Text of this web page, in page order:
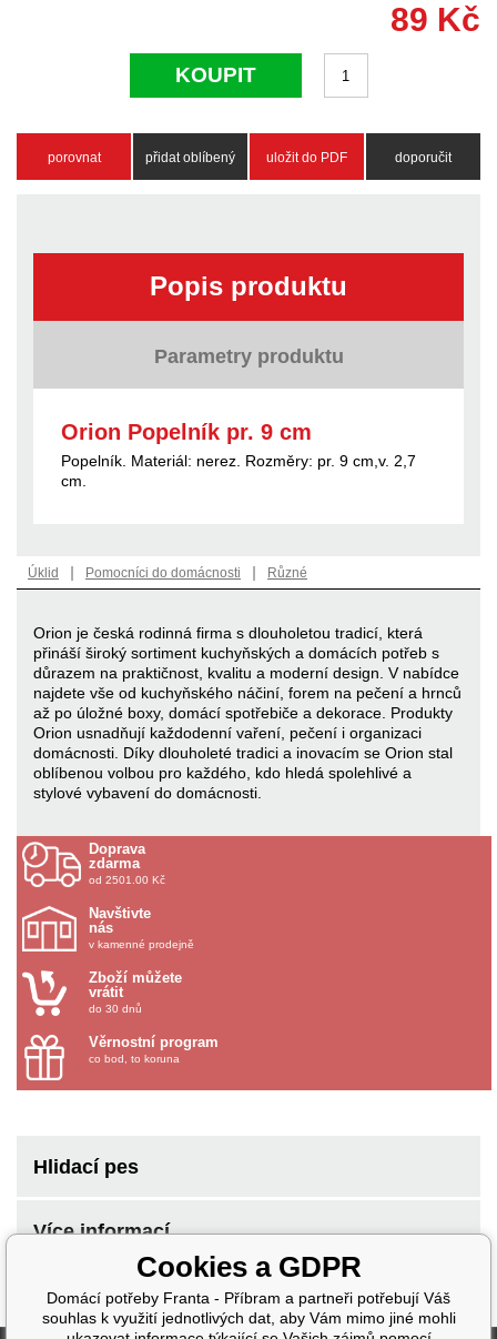
89 Kč
KOUPIT
porovnat přidat oblíbený uložit do PDF doporučit
Popis produktu
Parametry produktu
Orion Popelník pr. 9 cm
Popelník. Materiál: nerez. Rozměry: pr. 9 cm,v. 2,7
cm.
Úklid | Pomocníci do domácnosti | Různé
Orion je česká rodinná firma s dlouholetou tradicí, která
přináší široký sortiment kuchyňských a domácích potřeb s
důrazem na praktičnost, kvalitu a moderní design. V nabídce
najdete vše od kuchyňského náčiní, forem na pečení a hrnců
až po úložné boxy, domácí spotřebiče a dekorace. Produkty
Orion usnadňují každodenní vaření, pečení i organizaci
domácnosti. Díky dlouholeté tradici a inovacím se Orion stal
oblíbenou volbou pro každého, kdo hledá spolehlivé a
stylové vybavení do domácnosti.
Doprava
zdarma
od 2501.00 Kč
Navštivte
nás
v kamenné prodejně
Zboží můžete
vrátit
do 30 dnů
Věrnostní program
co bod, to koruna
Hlidací pes
Více informací
Cookies a GDPR
Domácí potřeby Franta - Příbram a partneři potřebují Váš
souhlas k využití jednotlivých dat, aby Vám mimo jiné mohli